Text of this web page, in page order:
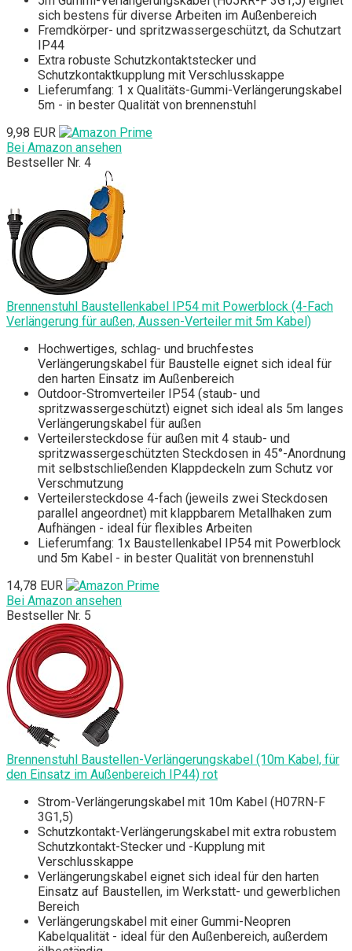
sich bestens für diverse Arbeiten im Außenbereich
Fremdkörper- und spritzwassergeschützt, da Schutzart
IP44
Extra robuste Schutzkontaktstecker und
Schutzkontaktkupplung mit Verschlusskappe
Lieferumfang: 1 x Qualitäts-Gummi-Verlängerungskabel
5m - in bester Qualität von brennenstuhl
9,98 EUR
Bei Amazon ansehen
Bestseller Nr. 4
Brennenstuhl Baustellenkabel IP54 mit Powerblock (4-Fach
Verlängerung für außen, Aussen-Verteiler mit 5m Kabel)
Hochwertiges, schlag- und bruchfestes
Verlängerungskabel für Baustelle eignet sich ideal für
den harten Einsatz im Außenbereich
Outdoor-Stromverteiler IP54 (staub- und
spritzwassergeschützt) eignet sich ideal als 5m langes
Verlängerungskabel für außen
Verteilersteckdose für außen mit 4 staub- und
spritzwassergeschützten Steckdosen in 45°-Anordnung
mit selbstschließenden Klappdeckeln zum Schutz vor
Verschmutzung
Verteilersteckdose 4-fach (jeweils zwei Steckdosen
parallel angeordnet) mit klappbarem Metallhaken zum
Aufhängen - ideal für flexibles Arbeiten
Lieferumfang: 1x Baustellenkabel IP54 mit Powerblock
und 5m Kabel - in bester Qualität von brennenstuhl
14,78 EUR
Bei Amazon ansehen
Bestseller Nr. 5
Brennenstuhl Baustellen-Verlängerungskabel (10m Kabel, für
den Einsatz im Außenbereich IP44) rot
Strom-Verlängerungskabel mit 10m Kabel (H07RN-F
3G1,5)
Schutzkontakt-Verlängerungskabel mit extra robustem
Schutzkontakt-Stecker und -Kupplung mit
Verschlusskappe
Verlängerungskabel eignet sich ideal für den harten
Einsatz auf Baustellen, im Werkstatt- und gewerblichen
Bereich
Verlängerungskabel mit einer Gummi-Neopren
Kabelqualität - ideal für den Außenbereich, außerdem